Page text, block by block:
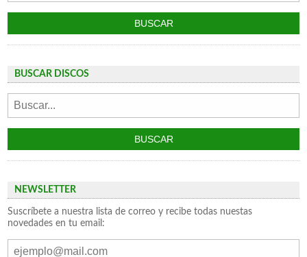
BUSCAR DISCOS
NEWSLETTER
Suscríbete a nuestra lista de correo y recibe todas nuestas
novedades en tu email: